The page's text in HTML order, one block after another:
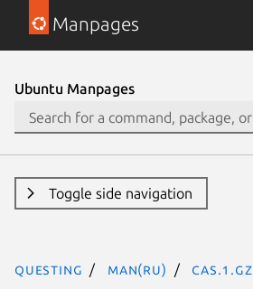
Manpages
Ubuntu Manpages
Toggle side navigation
questing man(ru) cas.1.gz